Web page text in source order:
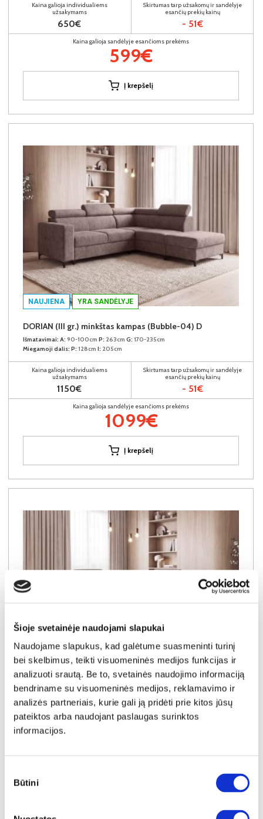
Šioje svetainėje naudojami slapukai
Naudojame slapukus, kad galėtume suasmeninti turinį
bei skelbimus, teikti visuomeninės medijos funkcijas ir
analizuoti srautą. Be to, svetainės naudojimo informaciją
bendriname su visuomeninės medijos, reklamavimo ir
analizės partneriais, kurie gali ją pridėti prie kitos jūsų
pateiktos arba naudojant paslaugas surinktos
informacijos.
pasirinkimas
Būtini
Kaina galioja individualiems
užsakymams
650€
Skirtumas tarp užsakomų ir sandėlyje
esančių prekių kainų
- 51€
Kaina galioja sandėlyje esančioms prekėms
599€
Į krepšelį
NAUJIENA YRA SANDĖLYJE
DORIAN (III gr.) minkštas kampas (Bubble-04) D
Išmatavimai: A: 90-100cm P: 263cm G: 170-235cm
Miegamoji dalis: P: 128cm I: 205cm
Kaina galioja individualiems
užsakymams
1150€
Skirtumas tarp užsakomų ir sandėlyje
esančių prekių kainų
- 51€
Kaina galioja sandėlyje esančioms prekėms
1099€
Į krepšelį
DORIAN (III gr.) minkštas kampas (Bubble-04) K
Išmatavimai:A:90-100cm P: 263cmG:170-235cm
Miegamoji dalis:
P:128cmI:205cm
Kaina galioja individualiems